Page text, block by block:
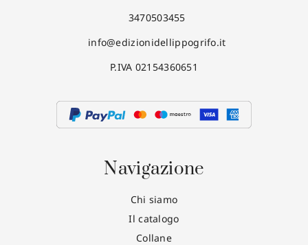
3470503455
info@edizionidellippogrifo.it
P.IVA 02154360651
Navigazione
Chi siamo
Il catalogo
Collane